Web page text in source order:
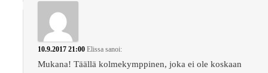
10.9.2017 21:00 Elissa sanoi:
Mukana! Täällä kolmekymppinen, joka ei ole koskaan